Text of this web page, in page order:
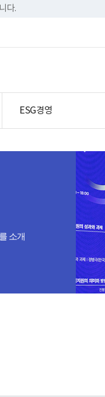
다.
ESG경영
소개